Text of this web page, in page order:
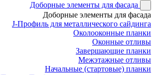
Доборные элементы для фасада
Доборные элементы для фасада
J-Профиль для металлического сайдинга
Околооконные планки
Оконные отливы
Завершающие планки
Межэтажные отливы
Начальные (стартовые) планки